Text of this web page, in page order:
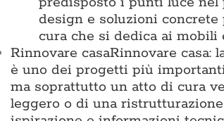
design e soluzioni
cura che si dedica ai mobili
Rinnovare casaRinnovare casa:
è uno dei progetti più
ma soprattutto un atto di cura
leggero o di una